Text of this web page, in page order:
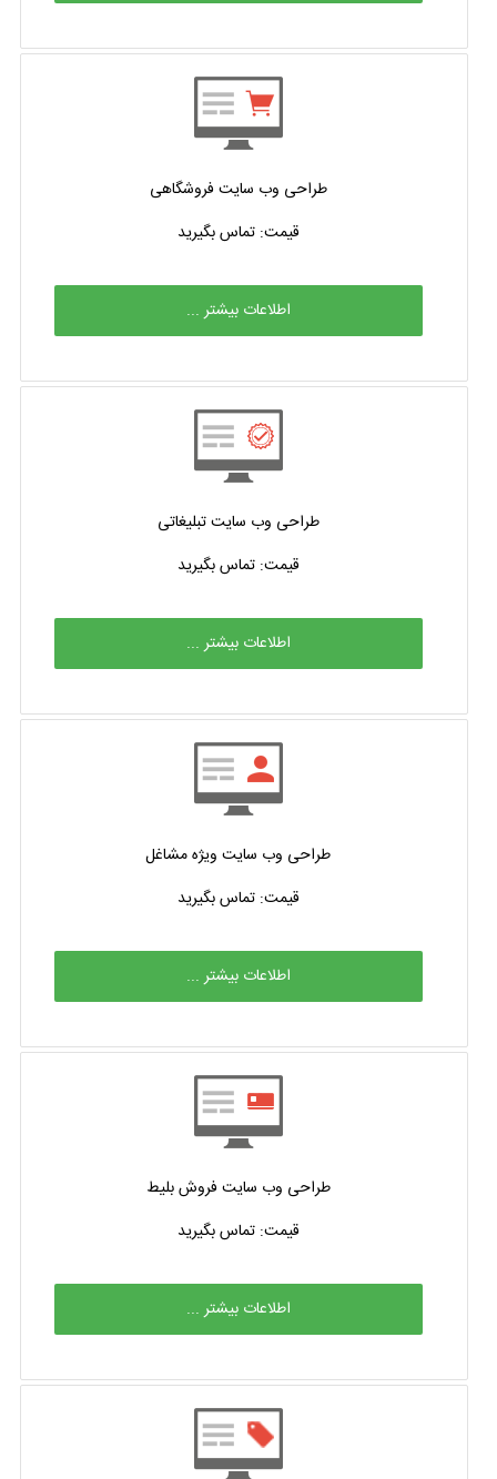
طراحی وب سایت فروشگاهی
قیمت: تماس بگیرید
اطلاعات بیشتر ...
طراحی وب سایت تبلیغاتی
قیمت: تماس بگیرید
اطلاعات بیشتر ...
طراحی وب سایت ویژه مشاغل
قیمت: تماس بگیرید
اطلاعات بیشتر ...
طراحی وب سایت فروش بلیط
قیمت: تماس بگیرید
اطلاعات بیشتر ...